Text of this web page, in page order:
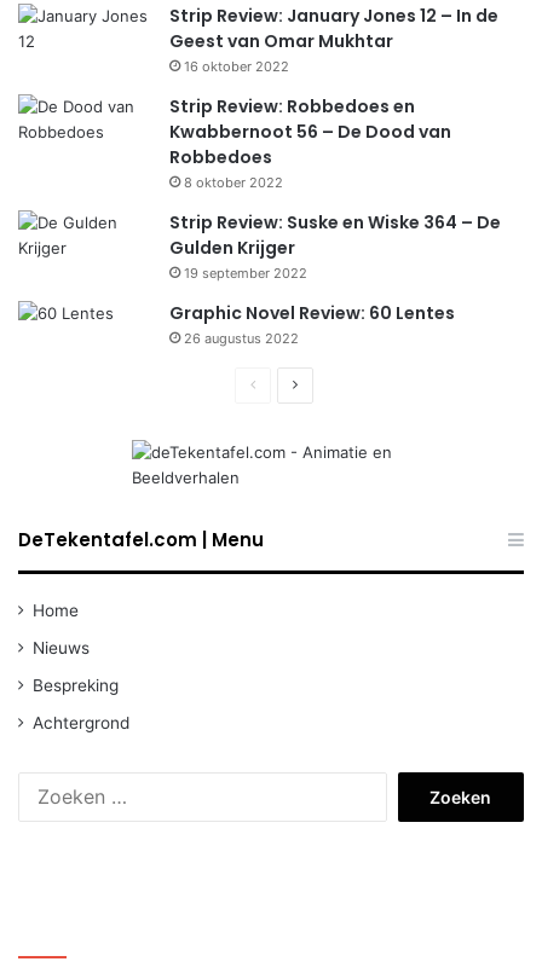
Strip Review: January Jones 12 – In de
Geest van Omar Mukhtar
16 oktober 2022
Strip Review: Robbedoes en
Kwabbernoot 56 – De Dood van
Robbedoes
8 oktober 2022
Strip Review: Suske en Wiske 364 – De
Gulden Krijger
19 september 2022
Graphic Novel Review: 60 Lentes
26 augustus 2022
PreviousNext
DeTekentafel.com | Menu
Home
Nieuws
Bespreking
Achtergrond